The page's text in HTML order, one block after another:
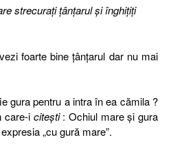
strecuraţi ţânţarul şi înghiţiţi
foarte bine ţânţarul dar nu mai
gura pentru a intra în ea cămila ?
care-i citeşti: Ochiul mare şi gura
„cu gură mare”.